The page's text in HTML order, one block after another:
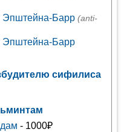
Эпштейна-Барр (anti-
Эпштейна-Барр
сифилиса
- 1000₽